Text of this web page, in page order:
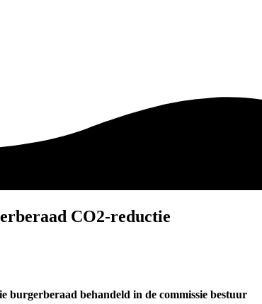
CO2-reductie
burgerberaad behandeld in de commissie bestuur